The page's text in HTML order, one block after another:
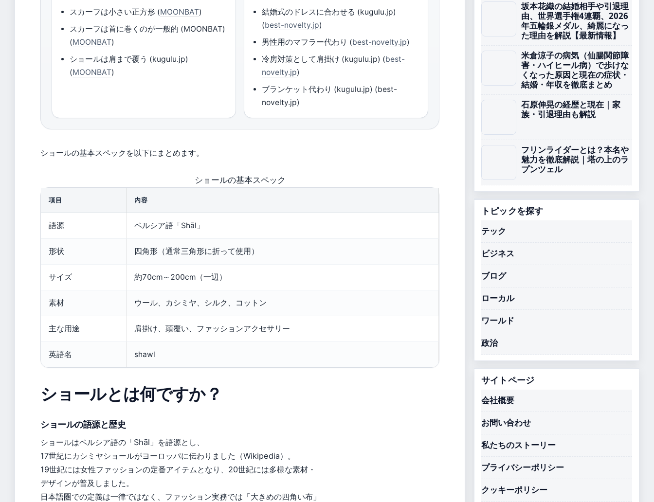
スカーフは小さい正方形 (MOONBAT)
スカーフは首に巻くのが一般的 (MOONBAT)
(MOONBAT)
ショールは肩まで覆う (kugulu.jp)
(MOONBAT)
結婚式のドレスに合わせる (kugulu.jp)
(best-novelty.jp)
男性用のマフラー代わり (best-novelty.jp)
冷房対策として肩掛け (kugulu.jp) (best-
novelty.jp)
ブランケット代わり (kugulu.jp) (best-
novelty.jp)
ショールの基本スペックを以下にまとめます。
ショールの基本スペック
項目 内容
語源 ペルシア語「Shāl」
形状 四角形（通常三角形に折って使用）
サイズ 約70cm～200cm（一辺）
素材 ウール、カシミヤ、シルク、コットン
主な用途 肩掛け、頭覆い、ファッションアクセサリー
英語名 shawl
ショールとは何ですか？
ショールの語源と歴史
ショールはペルシア語の「Shāl」を語源とし、
17世紀にカシミヤショールがヨーロッパに伝わりました（Wikipedia）。
19世紀には女性ファッションの定番アイテムとなり、20世紀には多様な素材・
デザインが普及しました。
日本語圏での定義は一律ではなく、ファッション実務では「大きめの四角い布」
坂本花織の結婚相手や引退理
由、世界選手権4連覇、2026
年五輪銀メダル、綺麗になっ
た理由を解説【最新情報】
米倉涼子の病気（仙腸関節障
害・ハイヒール病）で歩けな
くなった原因と現在の症状・
結婚・年収を徹底まとめ
石原伸晃の経歴と現在｜家
族・引退理由も解説
フリンライダーとは？本名や
魅力を徹底解説｜塔の上のラ
プンツェル
トピックを探す
テック
ビジネス
ブログ
ローカル
ワールド
政治
サイトページ
会社概要
お問い合わせ
私たちのストーリー
プライバシーポリシー
クッキーポリシー